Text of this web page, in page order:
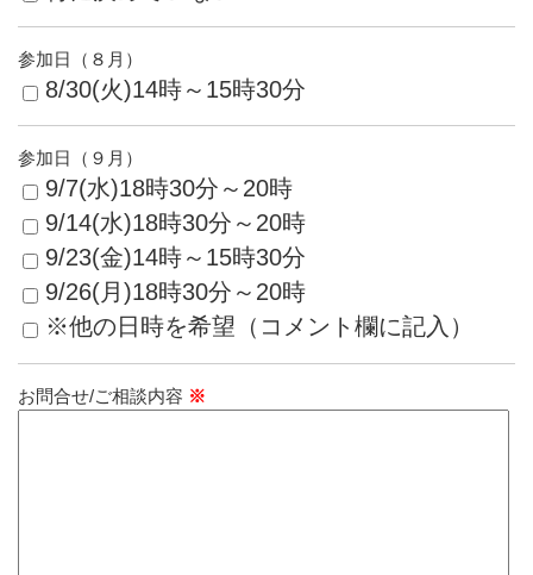
参加日（８月）
8/30(火)14時～15時30分
参加日（９月）
9/7(水)18時30分～20時
9/14(水)18時30分～20時
9/23(金)14時～15時30分
9/26(月)18時30分～20時
※他の日時を希望（コメント欄に記入）
お問合せ/ご相談内容 ※